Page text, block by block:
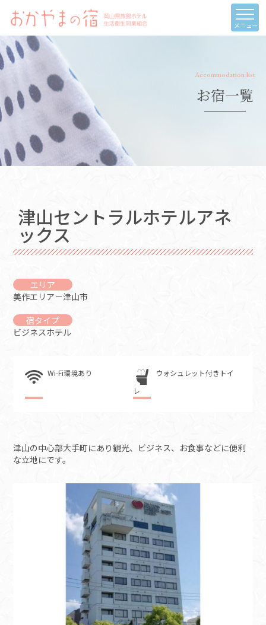
メニュー
Accommodation list
お宿一覧
津山セントラルホテルアネ
ックス
エリア
美作エリア－津山市
宿タイプ
ビジネスホテル
Wi-Fi環境あり
ウォシュレット付きトイ
レ
津山の中心部大手町にあり観光、ビジネス、お食事などに便利
な立地にです。